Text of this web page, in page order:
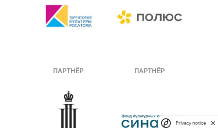
ПАРТНЁР ПАРТНЁР
Privacy notice